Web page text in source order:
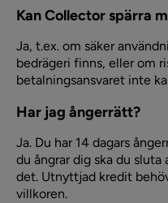
Kan Collector spärra
Ja, t.ex. om säker
bedrägeri finns, eller om
betalningsansvaret inte
Har jag ångerrätt?
Ja. Du har 14 dagars
du ångrar dig ska du
det. Utnyttjad kredit
villkoren.